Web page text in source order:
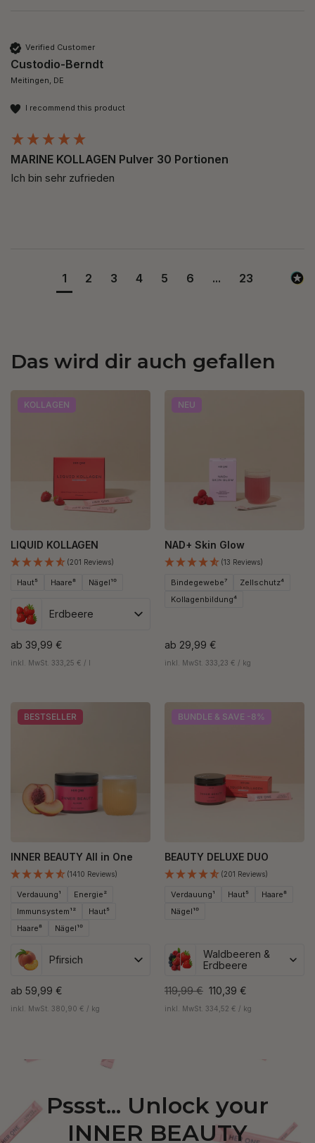
Verified Customer
Custodio-Berndt
Meitingen, DE
I recommend this product
MARINE KOLLAGEN Pulver 30 Portionen
Ich bin sehr zufrieden
1 2 3 4 5 6 ... 23
Das wird dir auch gefallen
KOLLAGEN
LIQUID KOLLAGEN
(201 Reviews)
Haut⁵ Haare⁸ Nägel¹⁰
Erdbeere
ab 39,99 €
inkl. MwSt. 333,25 € / l
NEU
NAD+ Skin Glow
(13 Reviews)
Bindegewebe⁷
Zellschutz⁴
Kollagenbildung⁴
ab 29,99 €
inkl. MwSt. 333,23 € / kg
BESTSELLER
INNER BEAUTY All in One
(1410 Reviews)
Verdauung¹
Energie²
Immunsystem¹²
Haut⁵
Haare⁸
Nägel¹⁰
Pfirsich
ab 59,99 €
inkl. MwSt. 380,90 € / kg
BUNDLE & SAVE -8%
BEAUTY DELUXE DUO
(201 Reviews)
Verdauung¹ Haut⁵
Haare⁸
Nägel¹⁰
Waldbeeren &
Erdbeere
119,99 € 110,39 €
inkl. MwSt. 334,52 € / kg
Pssst... Unlock your
INNER BEAUTY